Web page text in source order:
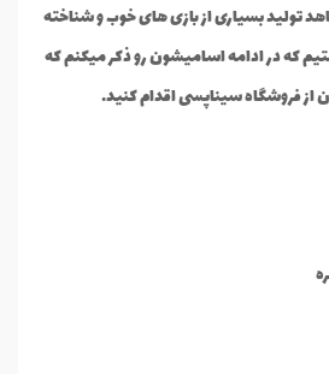
تولید بسیاری از بازی های خوب و شناخته
که در ادامه اسامیشون رو ذکر میکنم که
از فروشگاه سیناپسی اقدام کنید.